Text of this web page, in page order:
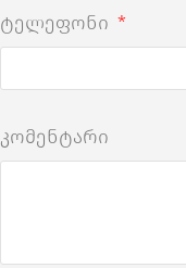
ტელეფონი
კომენტარი